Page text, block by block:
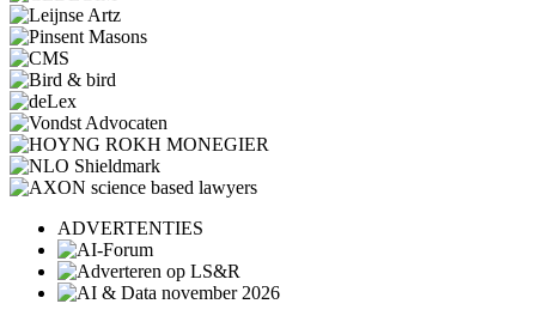
ADVERTENTIES